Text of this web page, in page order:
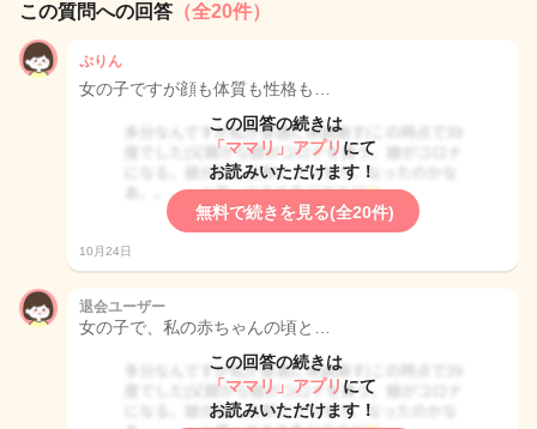
この質問への回答 （全20件）
ぷりん
女の子ですが顔も体質も性格も…
この回答の続きは
「ママリ」アプリ にて
お読みいただけます！
無料で続きを見る(全20件)
10月24日
退会ユーザー
女の子で、私の赤ちゃんの頃と…
この回答の続きは
「ママリ」アプリ にて
お読みいただけます！